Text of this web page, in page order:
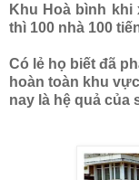
Khu Hoà bình
thì 100 nhà 100
Có lẻ họ biết đã
hoàn toàn khu
nay là hệ quả của